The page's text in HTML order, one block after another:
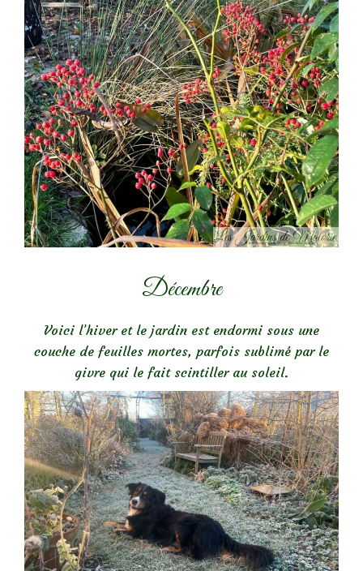
Décembre
Voici l’hiver et le jardin est endormi sous une
couche de feuilles mortes, parfois sublimé par le
givre qui le fait scintiller au soleil.